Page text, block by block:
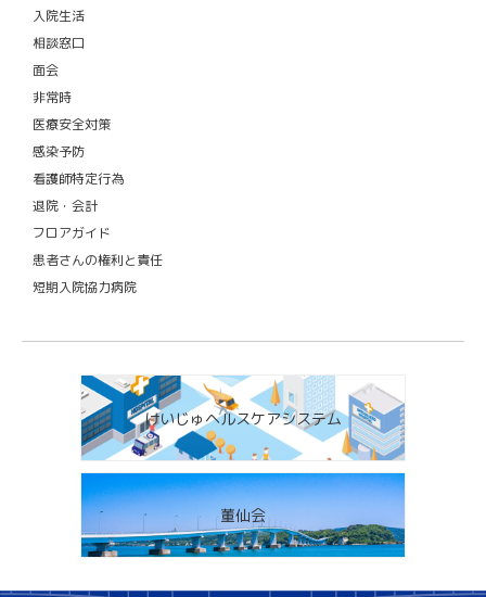
入院生活
相談窓口
面会
非常時
医療安全対策
感染予防
看護師特定行為
退院・会計
フロアガイド
患者さんの権利と責任
短期入院協力病院
けいじゅヘルスケアシステム
董仙会